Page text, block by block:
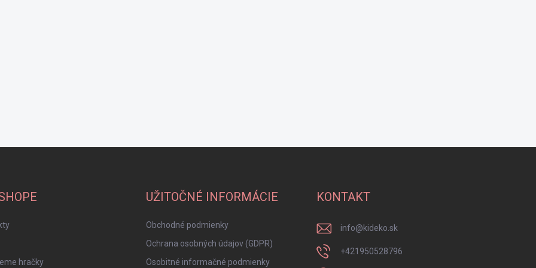
hračky
UŽITOČNÉ INFORMÁCIE
Obchodné podmienky
Ochrana osobných údajov (GDPR)
Osobitné informačné podmienky
KONTAKT
info@kideko.sk
+421950528796